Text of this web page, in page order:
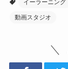
イーラーニング
動画スタジオ